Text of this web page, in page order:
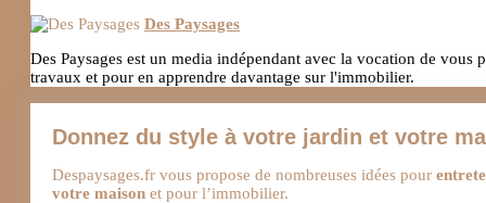
Des Paysages
Des Paysages est un media indépendant avec la vocation de
travaux et pour en apprendre davantage sur l'immobilier.
Donnez du style à votre jardin et votre
Despaysages.fr vous propose de nombreuses idées pour
votre maison et pour l’immobilier.